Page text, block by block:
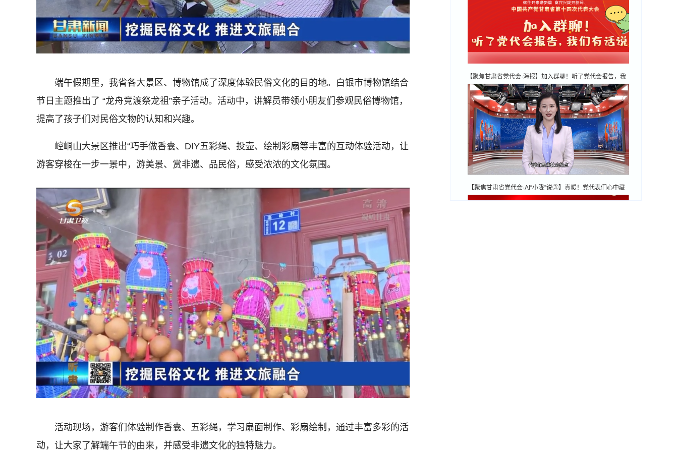
端午假期里，我省各大景区、博物馆成了深度体验民俗文化的目的地。白银市博物馆结合
节日主题推出了 “龙舟竞渡祭龙祖”亲子活动。活动中，讲解员带领小朋友们参观民俗博物馆，
提高了孩子们对民俗文物的认知和兴趣。
崆峒山大景区推出“巧手做香囊、DIY五彩绳、投壶、绘制彩扇等丰富的互动体验活动，让
游客穿梭在一步一景中，游美景、赏非遗、品民俗，感受浓浓的文化氛围。
活动现场，游客们体验制作香囊、五彩绳，学习扇面制作、彩扇绘制，通过丰富多彩的活
动，让大家了解端午节的由来，并感受非遗文化的独特魅力。
【聚焦甘肃省党代会·海报】加入群聊！听了党代会报告，我
们有话说！
【聚焦甘肃省党代会·AI“小陇”说③】真暖！党代表们心中藏